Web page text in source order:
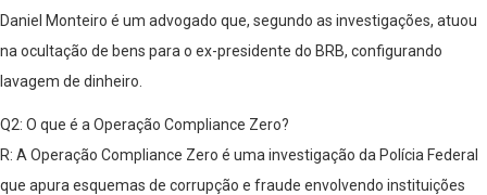
Daniel Monteiro é um advogado que, segundo as investigações, atuou
na ocultação de bens para o ex-presidente do BRB, configurando
lavagem de dinheiro.
Q2: O que é a Operação Compliance Zero?
R: A Operação Compliance Zero é uma investigação da Polícia Federal
que apura esquemas de corrupção e fraude envolvendo instituições